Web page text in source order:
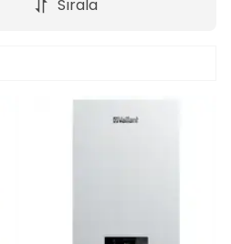
Sırala